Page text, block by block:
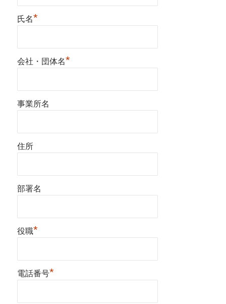
氏名*
会社・団体名*
事業所名
住所
部署名
役職*
電話番号*